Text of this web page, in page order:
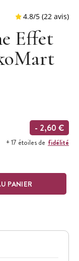
Effet
- 2,60 €
+ 17 étoiles de fidélité
PANIER